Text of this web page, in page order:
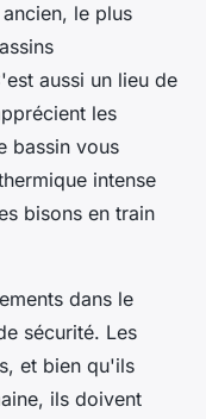
le plus
aussi un lieu de
les
bassin vous
intense
bisons en train
dans le
sécurité. Les
et bien qu'ils
ils doivent